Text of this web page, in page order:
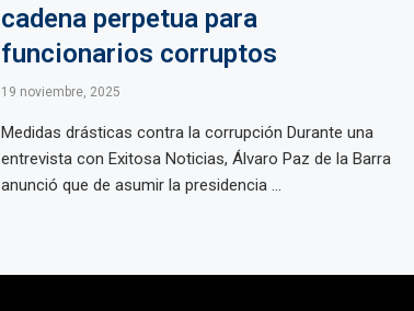
cadena perpetua para
funcionarios corruptos
19 noviembre, 2025
Medidas drásticas contra la corrupción Durante una
entrevista con Exitosa Noticias, Álvaro Paz de la Barra
anunció que de asumir la presidencia ...